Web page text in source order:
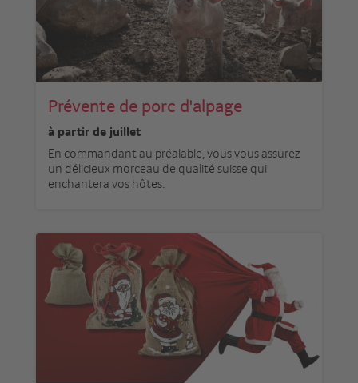
Prévente de porc d'alpage
à partir de juillet
En commandant au préalable, vous vous assurez
un délicieux morceau de qualité suisse qui
enchantera vos hôtes.